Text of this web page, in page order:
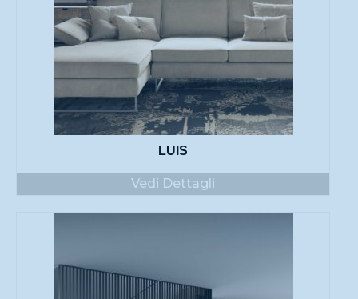
LUIS
Vedi Dettagli